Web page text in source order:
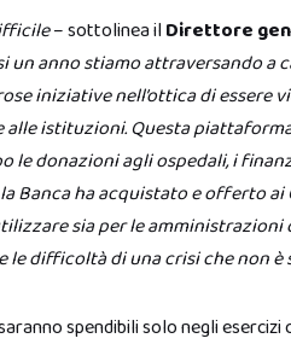
– sottolinea il Direttore
un anno stiamo attraversando a
iniziative nell’ottica di
alle istituzioni. Questa
le donazioni agli ospedali, i
Banca ha acquistato e offerto
sia per le
difficoltà di una crisi che non è
spendibili solo negli